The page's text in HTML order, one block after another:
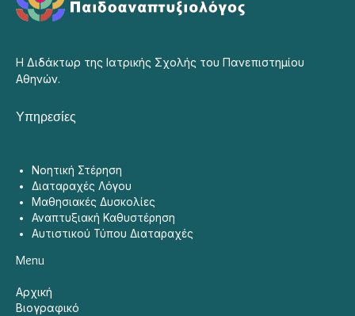
Η Διδάκτωρ της Ιατρικής Σχολής του Πανεπιστημίου
Αθηνών.
Υπηρεσίες
Νοητική Στέρηση
Διαταραχές Λόγου
Μαθησιακές Δυσκολίες
Αναπτυξιακή Καθυστέρηση
Αυτιστικού Τύπου Διαταραχές
Menu
Αρχική
Βιογραφικό